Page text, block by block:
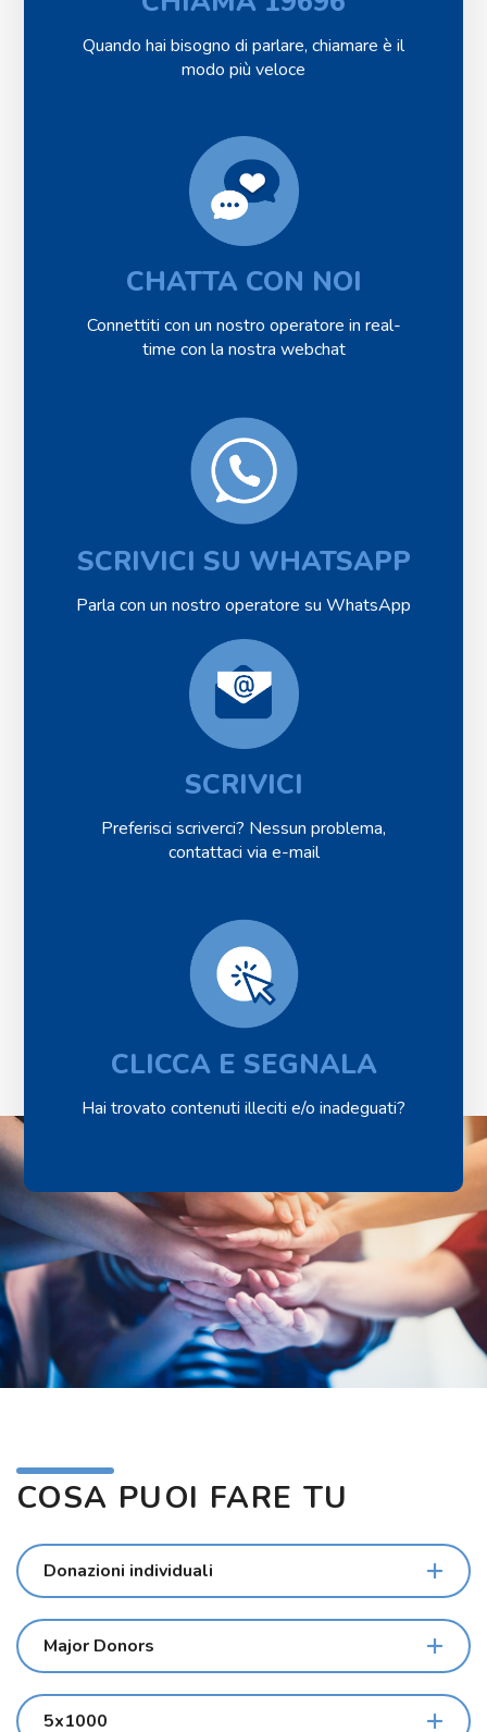
Quando hai bisogno di parlare, chiamare è il
modo più veloce
CHATTA CON NOI
Connettiti con un nostro operatore in real-
time con la nostra webchat
SCRIVICI SU WHATSAPP
Parla con un nostro operatore su WhatsApp
SCRIVICI
Preferisci scriverci? Nessun problema,
contattaci via e-mail
CLICCA E SEGNALA
Hai trovato contenuti illeciti e/o inadeguati?
COSA PUOI FARE TU
Donazioni individuali
Major Donors
5x1000